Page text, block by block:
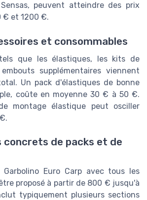
peuvent atteindre des prix
€ et 1200 €.
et consommables
que les élastiques, les kits de
supplémentaires viennent
Un pack d'élastiques de bonne
coûte en moyenne 30 € à 50 €.
montage élastique peut osciller
concrets de packs et de
Euro Carp avec tous les
proposé à partir de 800 € jusqu'à
typiquement plusieurs sections